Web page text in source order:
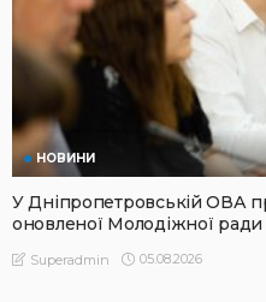
НОВИНИ
У Дніпропетровській ОВА
оновленої Молодіжної ради
Superadmin 05.08.2026